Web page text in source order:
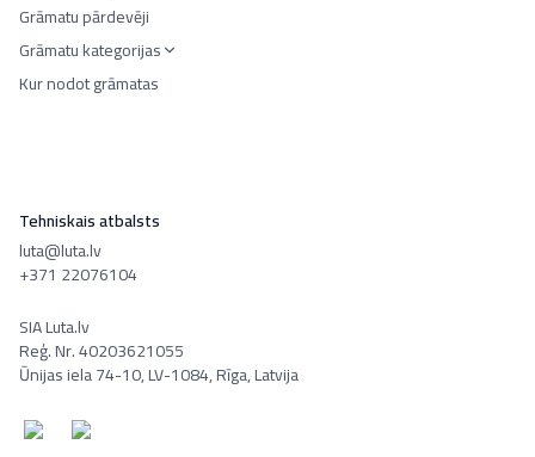
Grāmatu pārdevēji
Grāmatu kategorijas
Kur nodot grāmatas
Tehniskais atbalsts
luta@luta.lv
+371 22076104
SIA Luta.lv
Reģ. Nr. 40203621055
Ūnijas iela 74-10, LV-1084, Rīga, Latvija